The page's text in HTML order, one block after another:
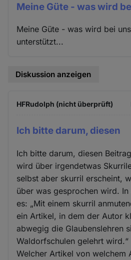
Meine Güte - was wird
Meine Güte - was wird bei
unterstützt...
Diskussion anzeigen
HFRudolph (nicht überprüft)
Ich bitte darum, diesen
Ich bitte darum, diesen
wird über irgendetwas
selbst aber skurril erscheint,
über was gesprochen wird.
es: „Mit einem skurril
ein Artikel, in dem der Autor
abwegig die Glaubenslehren
Waldorfschulen gelehrt wird.“
Welcher Artikel von welchem